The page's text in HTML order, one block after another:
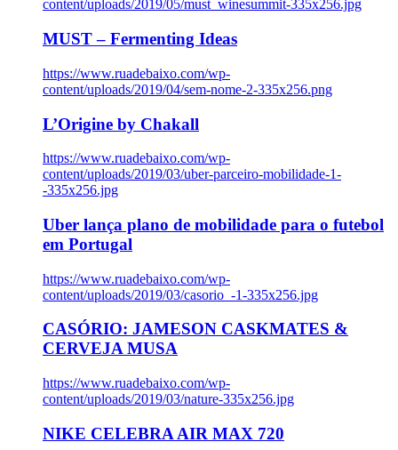
content/uploads/2019/05/must_winesummit-335x256.jpg
MUST – Fermenting Ideas
https://www.ruadebaixo.com/wp-
content/uploads/2019/04/sem-nome-2-335x256.png
L’Origine by Chakall
https://www.ruadebaixo.com/wp-
content/uploads/2019/03/uber-parceiro-mobilidade-1-
-335x256.jpg
Uber lança plano de mobilidade para o futebol
em Portugal
https://www.ruadebaixo.com/wp-
content/uploads/2019/03/casorio_-1-335x256.jpg
CASÓRIO: JAMESON CASKMATES &
CERVEJA MUSA
https://www.ruadebaixo.com/wp-
content/uploads/2019/03/nature-335x256.jpg
NIKE CELEBRA AIR MAX 720